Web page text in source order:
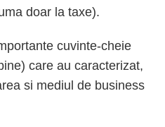
doar la taxe).
cuvinte-cheie
care au caracterizat,
si mediul de business